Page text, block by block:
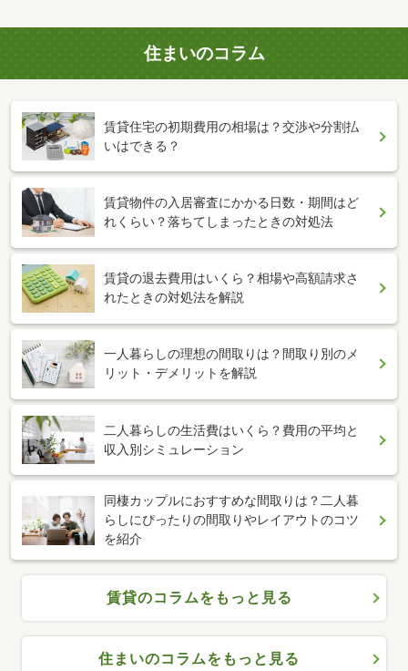
住まいのコラム
賃貸住宅の初期費用の相場は？交渉や分割払
いはできる？
賃貸物件の入居審査にかかる日数・期間はど
れくらい？落ちてしまったときの対処法
賃貸の退去費用はいくら？相場や高額請求さ
れたときの対処法を解説
一人暮らしの理想の間取りは？間取り別のメ
リット・デメリットを解説
二人暮らしの生活費はいくら？費用の平均と
収入別シミュレーション
同棲カップルにおすすめな間取りは？二人暮
らしにぴったりの間取りやレイアウトのコツ
を紹介
賃貸のコラムをもっと見る
住まいのコラムをもっと見る